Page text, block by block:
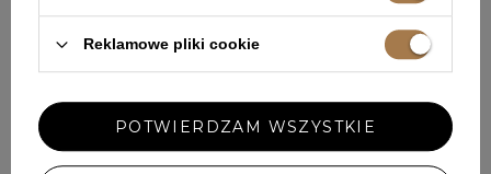
POLECANE
Reklamowe pliki cookie
POTWIERDZAM WSZYSTKIE